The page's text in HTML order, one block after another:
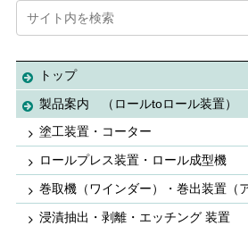
トップ
製品案内 （ロールtoロール装置）
塗工装置・コーター
ロールプレス装置・ロール成型機
巻取機（ワインダー）・巻出装置（
浸漬抽出・剥離・エッチング 装置